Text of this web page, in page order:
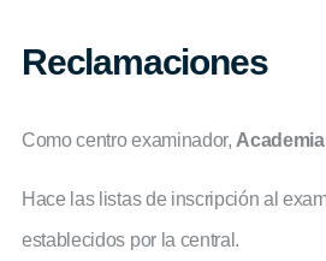
Reclamaciones
Como centro examinador,
Hace las listas de inscripción al
establecidos por la central.